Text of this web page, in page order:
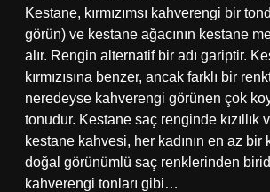
Kestane, kırmızımsı kahverengi bir
görün) ve kestane ağacının kestane
alır. Rengin alternatif bir adı gariptir.
kırmızısına benzer, ancak farklı bir
neredeyse kahverengi görünen çok
tonudur. Kestane saç renginde kızıllık
kestane kahvesi, her kadının en az bir
doğal görünümlü saç renklerinden
kahverengi tonları gibi…